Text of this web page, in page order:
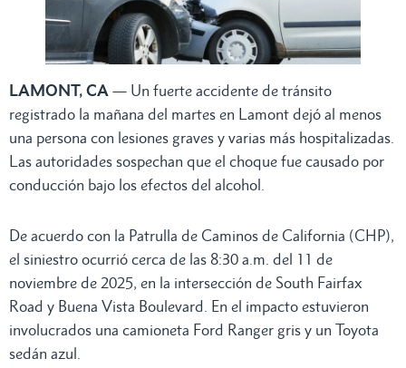
LAMONT, CA — Un fuerte accidente de tránsito
registrado la mañana del martes en Lamont dejó al menos
una persona con lesiones graves y varias más hospitalizadas.
Las autoridades sospechan que el choque fue causado por
conducción bajo los efectos del alcohol.
De acuerdo con la Patrulla de Caminos de California (CHP),
el siniestro ocurrió cerca de las 8:30 a.m. del 11 de
noviembre de 2025, en la intersección de South Fairfax
Road y Buena Vista Boulevard. En el impacto estuvieron
involucrados una camioneta Ford Ranger gris y un Toyota
sedán azul.